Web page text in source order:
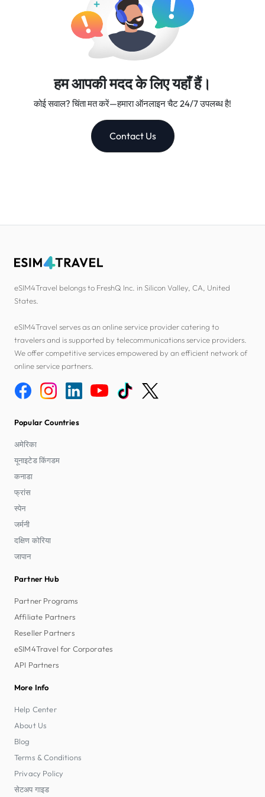
हम आपकी मदद के लिए यहाँ हैं।
कोई सवाल? चिंता मत करें—हमारा ऑनलाइन चैट 24/7 उपलब्ध है!
Contact Us
eSIM4Travel belongs to FreshQ Inc. in Silicon Valley, CA, United
States.
eSIM4Travel serves as an online service provider catering to
travelers and is supported by telecommunications service providers.
We offer competitive services empowered by an efficient network of
online service partners.
Popular Countries
अमेरिका
यूनाइटेड किंगडम
कनाडा
फ्रांस
स्पेन
जर्मनी
दक्षिण कोरिया
जापान
Partner Hub
Partner Programs
Affiliate Partners
Reseller Partners
eSIM4Travel for Corporates
API Partners
More Info
Help Center
About Us
Blog
Terms & Conditions
Privacy Policy
सेटअप गाइड